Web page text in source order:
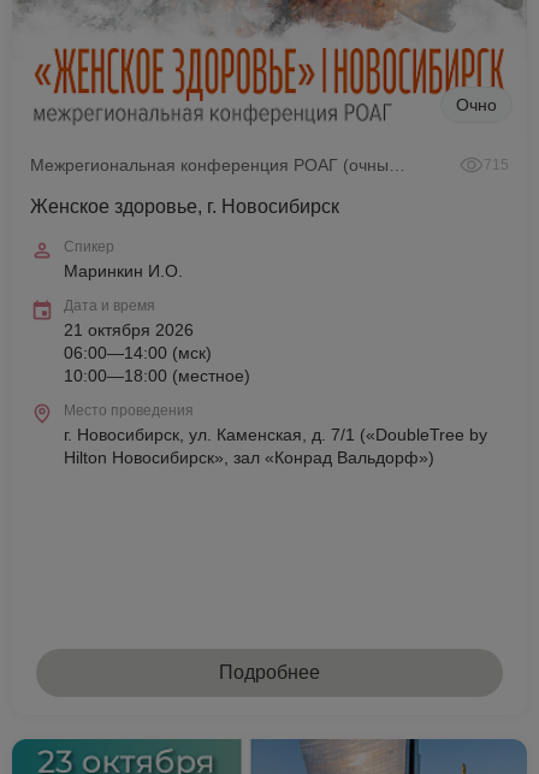
Очно
715
Женское здоровье, г. Новосибирск
Спикер
Маринкин И.О.
Дата и время
21 октября 2026
06:00—14:00 (мск)
10:00—18:00 (местное)
Место проведения
г. Новосибирск, ул. Каменская, д. 7/1 («DoubleTree by
Hilton Новосибирск», зал «Конрад Вальдорф»)
Подробнее